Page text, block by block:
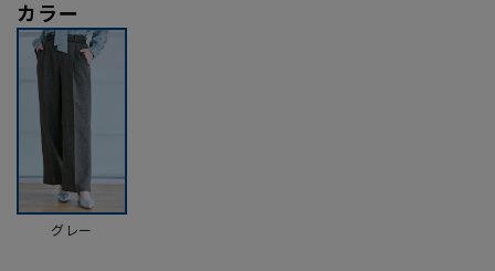
カラー
グレー